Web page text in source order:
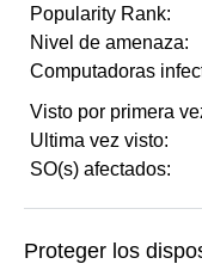
Popularity Rank:
Nivel de amenaza:
Computadoras
Visto por primera
Ultima vez visto:
SO(s) afectados:
Proteger los